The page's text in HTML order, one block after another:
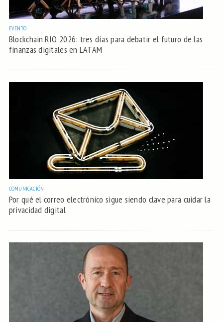
EVENTO
Blockchain.RIO 2026: tres días para debatir el futuro de las
finanzas digitales en LATAM
COMUNICACIÓN
Por qué el correo electrónico sigue siendo clave para cuidar la
privacidad digital